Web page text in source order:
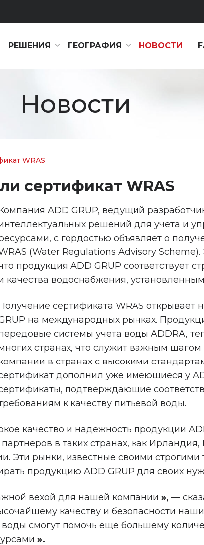
РЕШЕНИЯ ГЕОГРАФИЯ НОВОСТИ
Новости
WRAS
сертификат WRAS
ADD GRUP, ведущий
решений для учета и
с гордостью объявляет о
(Water Regulations Advisory
продукция ADD GRUP соответствует
качества водоснабжения,
сертификата WRAS открывает
на международных рынках.
системы учета воды ADDRA,
странах, что служит важным
в странах с высокими
дополнил уже имеющиеся у
подтверждающие
к качеству питьевой воды.
качество и надежность продукции
в таких странах, как
Эти рынки, известные своими
продукцию ADD GRUP для своих
вехой для нашей компании », —
качеству и безопасности
смогут помочь еще большему
».